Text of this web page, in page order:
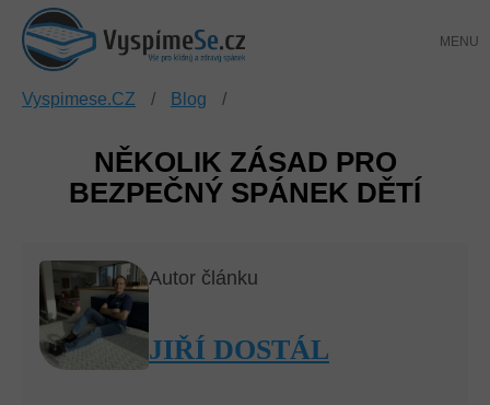
Přejít
obsah
KOŠÍK
Vyspimese.CZ / Blog /
NĚKOLIK ZÁSAD PRO
BEZPEČNÝ SPÁNEK DĚTÍ
Autor článku
JIŘÍ DOSTÁL